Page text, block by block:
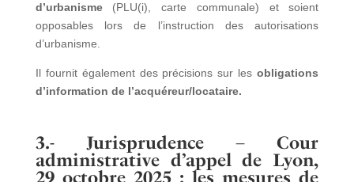
d’urbanisme(PLU(i), carte communale) et soient
opposables lors de l’instruction des autorisations
d’urbanisme.
Il fournit également des précisions sur lesobligations
d’information de l’acquéreur/locataire.
3.- Jurisprudence – Cour
administrative d’appel de Lyon,
29 octobre 2025 : les mesures de